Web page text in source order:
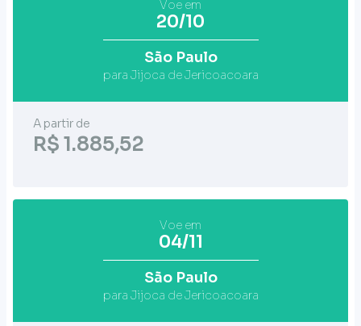
Voe em
20/10
São Paulo
para Jijoca de Jericoacoara
A partir de
R$ 1.885,52
Voe em
04/11
São Paulo
para Jijoca de Jericoacoara